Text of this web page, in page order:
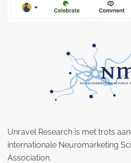
Unravel Research is met trots
internationale Neuromarketing
Association.